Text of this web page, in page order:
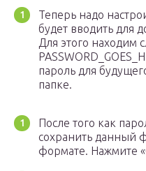
Теперь надо
будет вводить для
Для этого находим
пароль для
папке.
После того как
сохранить данный
формате. Нажмите